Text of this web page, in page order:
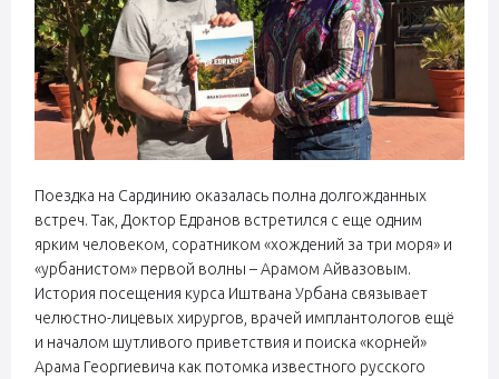
Поездка на Сардинию оказалась полна долгожданных
встреч. Так, Доктор Едранов встретился с еще одним
ярким человеком, соратником «хождений за три моря» и
«урбанистом» первой волны – Арамом Айвазовым.
История посещения курса Иштвана Урбана связывает
челюстно-лицевых хирургов, врачей имплантологов ещё
и началом шутливого приветствия и поиска «корней»
Арама Георгиевича как потомка известного русского